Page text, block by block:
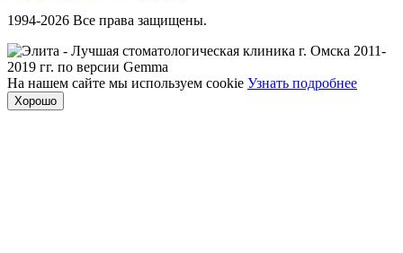
1994-2026 Все права защищены.
На нашем сайте мы используем cookie Узнать подробнее
Хорошо